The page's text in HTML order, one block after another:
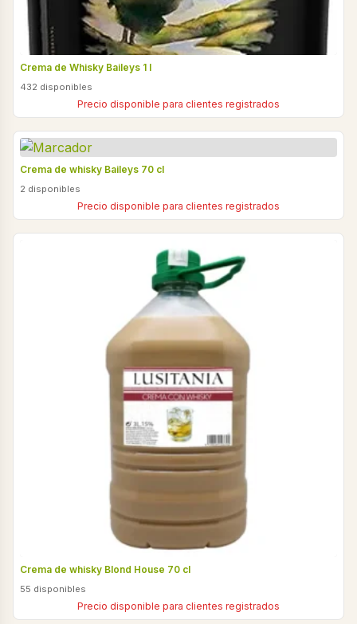
Crema de Whisky Baileys 1 l
432 disponibles
Precio disponible para clientes registrados
Crema de whisky Baileys 70 cl
2 disponibles
Precio disponible para clientes registrados
Crema de whisky Blond House 70 cl
55 disponibles
Precio disponible para clientes registrados